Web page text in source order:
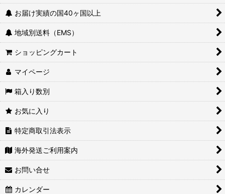
お届け実績の国40ヶ国以上
地域別送料（EMS）
ショッピングカート
マイページ
箱入り数別
お気に入り
特定商取引法表示
海外発送ご利用案内
お問い合せ
カレンダー